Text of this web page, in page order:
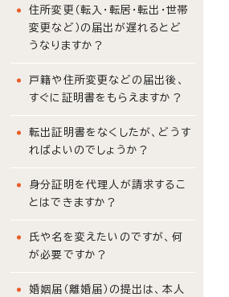
住所変更（転入・転居・転出・世帯
変更など）の届出が遅れるとど
うなりますか？
戸籍や住所変更などの届出後、
すぐに証明書をもらえますか？
転出証明書をなくしたが、どうす
ればよいのでしょうか？
身分証明を代理人が請求するこ
とはできますか？
氏や名を変えたいのですが、何
が必要ですか？
婚姻届（離婚届）の提出は、本人